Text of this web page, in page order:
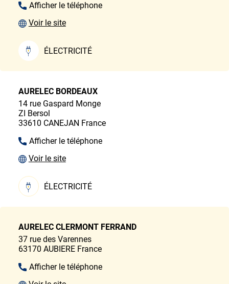
Afficher le téléphone
Voir le site
ÉLECTRICITÉ
AURELEC BORDEAUX
14 rue Gaspard Monge
ZI Bersol
33610 CANEJAN France
Afficher le téléphone
Voir le site
ÉLECTRICITÉ
AURELEC CLERMONT FERRAND
37 rue des Varennes
63170 AUBIERE France
Afficher le téléphone